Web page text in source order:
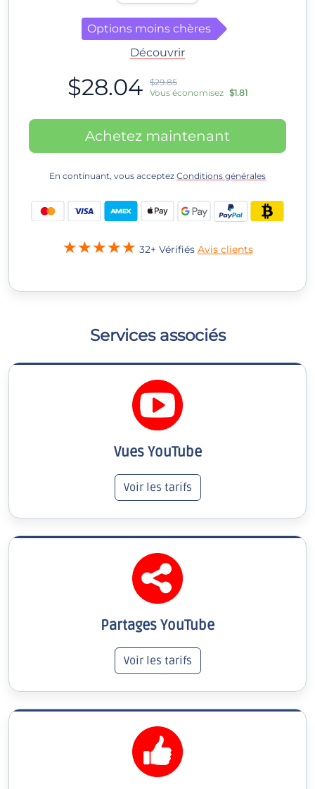
Options moins chères
Découvrir
$28.04
$29.85
Vous économisez $1.81
Achetez maintenant
En continuant, vous acceptez Conditions générales
32+ Vérifiés Avis clients
Services associés
Vues YouTube
Voir les tarifs
Partages YouTube
Voir les tarifs